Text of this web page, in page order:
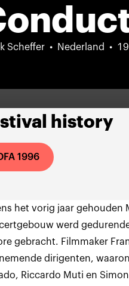
Scheffer Nederland
history
1996
het vorig jaar gehouden
werd
gebracht. Filmmaker
dirigenten,
Riccardo Muti en